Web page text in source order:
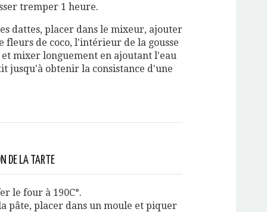
tremper 1 heure.
dattes, placer dans le mixeur, ajouter
fleurs de coco, l'intérieur de la gousse
mixer longuement en ajoutant l'eau
jusqu'à obtenir la consistance d'une
DE LA TARTE
le four à 190C°.
pâte, placer dans un moule et piquer